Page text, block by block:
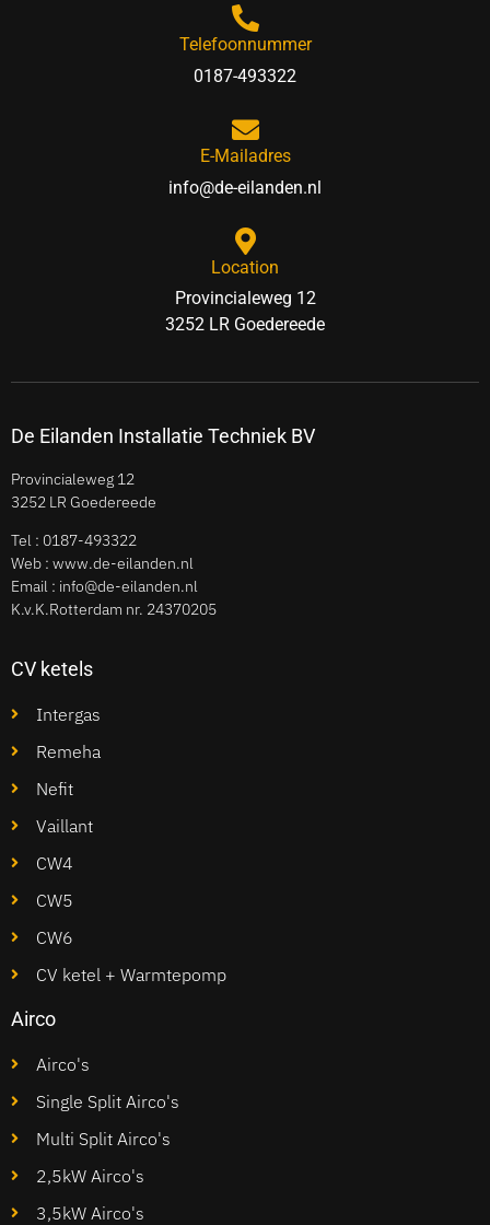
Telefoonnummer
0187-493322
E-Mailadres
info@de-eilanden.nl
Location
Provincialeweg 12
3252 LR Goedereede
De Eilanden Installatie Techniek BV
Provincialeweg 12
3252 LR Goedereede
Tel : 0187-493322
Web : www.de-eilanden.nl
Email : info@de-eilanden.nl
K.v.K.Rotterdam nr. 24370205
CV ketels
Intergas
Remeha
Nefit
Vaillant
CW4
CW5
CW6
CV ketel + Warmtepomp
Airco
Airco's
Single Split Airco's
Multi Split Airco's
2,5kW Airco's
3,5kW Airco's